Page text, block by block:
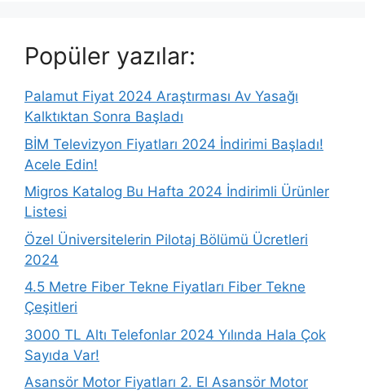
Popüler yazılar:
Palamut Fiyat 2024 Araştırması Av Yasağı
Kalktıktan Sonra Başladı
BİM Televizyon Fiyatları 2024 İndirimi Başladı!
Acele Edin!
Migros Katalog Bu Hafta 2024 İndirimli Ürünler
Listesi
Özel Üniversitelerin Pilotaj Bölümü Ücretleri
2024
4.5 Metre Fiber Tekne Fiyatları Fiber Tekne
Çeşitleri
3000 TL Altı Telefonlar 2024 Yılında Hala Çok
Sayıda Var!
Asansör Motor Fiyatları 2. El Asansör Motor